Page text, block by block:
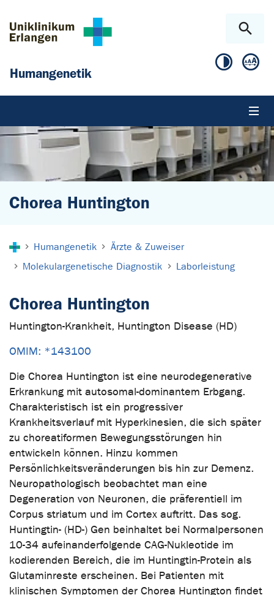
Humangenetik
Chorea Huntington
Humangenetik
Ärzte & Zuweiser
Molekulargenetische Diagnostik
Laborleistung
Chorea Huntington
Huntington-Krankheit, Huntington Disease (HD)
OMIM: *143100
Die Chorea Huntington ist eine neurodegenerative
Erkrankung mit autosomal-dominantem Erbgang.
Charakteristisch ist ein progressiver
Krankheitsverlauf mit Hyperkinesien, die sich später
zu choreatiformen Bewegungsstörungen hin
entwickeln können. Hinzu kommen
Persönlichkeitsveränderungen bis hin zur Demenz.
Neuropathologisch beobachtet man eine
Degeneration von Neuronen, die präferentiell im
Corpus striatum und im Cortex auftritt. Das sog.
Huntingtin- (HD-) Gen beinhaltet bei Normalpersonen
10-34 aufeinanderfolgende CAG-Nukleotide im
kodierenden Bereich, die im Huntingtin-Protein als
Glutaminreste erscheinen. Bei Patienten mit
klinischen Symptomen der Chorea Huntington findet